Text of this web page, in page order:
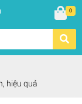
0
hiệu quả